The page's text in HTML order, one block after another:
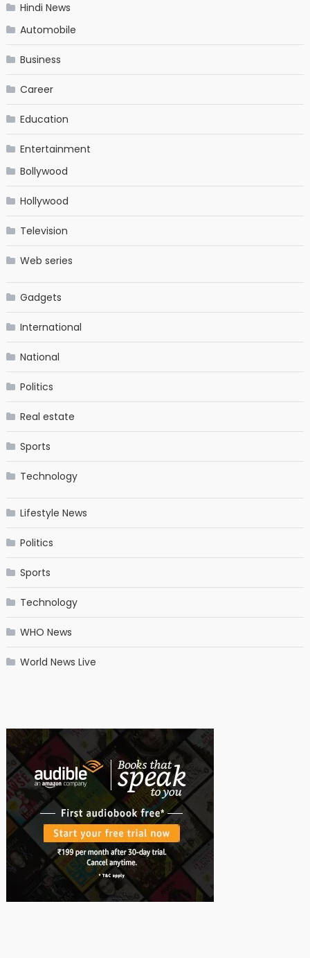
Hindi News
Automobile
Business
Career
Education
Entertainment
Bollywood
Hollywood
Television
Web series
Gadgets
International
National
Politics
Real estate
Sports
Technology
Lifestyle News
Politics
Sports
Technology
WHO News
World News Live